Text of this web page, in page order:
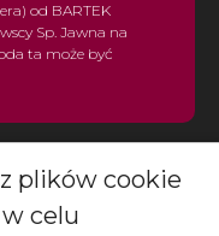
od BARTEK
Sp. Jawna na
ta może być
plików cookie
celu